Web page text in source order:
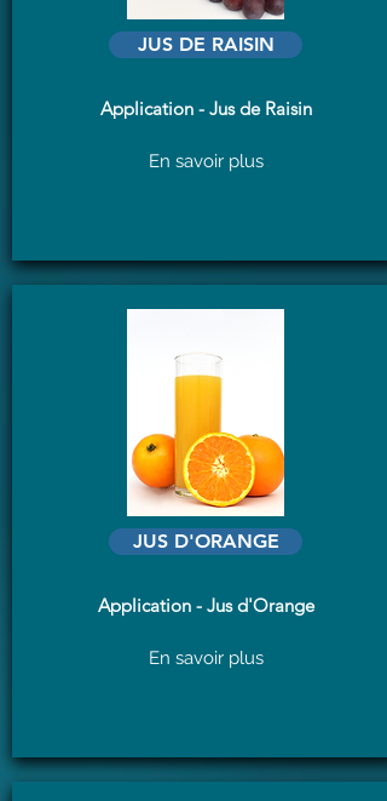
JUS DE RAISIN
Application - Jus de Raisin
En savoir plus
JUS D'ORANGE
Application - Jus d'Orange
En savoir plus